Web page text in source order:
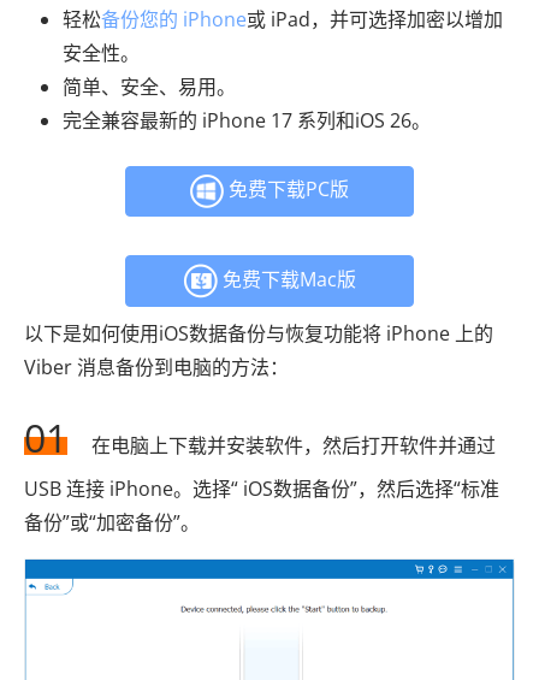
轻松备份您的 iPhone或 iPad，并可选择加密以增加
安全性。
简单、安全、易用。
完全兼容最新的 iPhone 17 系列和iOS 26。
免费下载PC版
免费下载Mac版
以下是如何使用iOS数据备份与恢复功能将 iPhone 上的
Viber 消息备份到电脑的方法：
01
在电脑上下载并安装软件，然后打开软件并通过
USB 连接 iPhone。选择“ iOS数据备份”，然后选择“标准
备份”或“加密备份”。